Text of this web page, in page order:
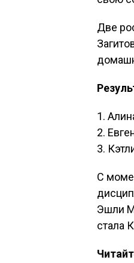
Две
1.
2.
3.
С
Эшли
стала